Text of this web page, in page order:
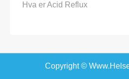
Hva er Acid Reflux
Copyright ©